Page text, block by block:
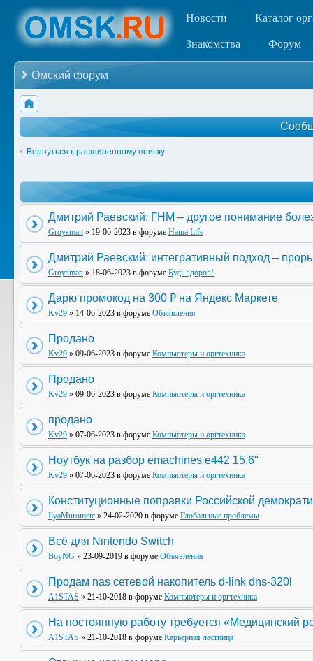
Новости Каталог
Знакомства Форум
Омский форум
Вернуться к расширенному поиску
Дмитрий Раевский: ГНМ – другое понимание
Groysman » 19-06-2023 в форуме Наша Life
Дмитрий Раевский: интегративный подход –
Groysman » 18-06-2023 в форуме Будь здоров!
Дарю промокод на 300 ₽ на Яндекс Маркете
Kv29 » 14-06-2023 в форуме Объявления
Продано
Kv29 » 09-06-2023 в форуме Компьютеры и оргтехника
Продано
Kv29 » 09-06-2023 в форуме Компьютеры и оргтехника
продано
Kv29 » 07-06-2023 в форуме Компьютеры и оргтехника
Ноутбук на разбор emachines e442 15.6"
Kv29 » 07-06-2023 в форуме Компьютеры и оргтехника
Конституционные поправки Российской
IlyaMurometc » 24-02-2020 в форуме Глобальные проблемы
Всё для Nintendo Switch
BoyNG » 23-09-2019 в форуме Объявления
Продам nas сетевой накопитель d-link dns-320l
A1STAS » 21-10-2018 в форуме Компьютеры и оргтехника
На постоянную работу требуется «Медицинский
A1STAS » 21-10-2018 в форуме Карьерная лестница